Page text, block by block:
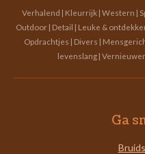
Verhalend | Kleurrijk | Western |
Outdoor | Detail | Leuke &
Opdrachtjes | Divers |
levenslang |
Ga